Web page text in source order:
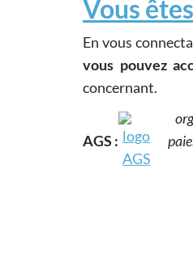
Vous
En vous
vous pouvez
concernant.
AGS :